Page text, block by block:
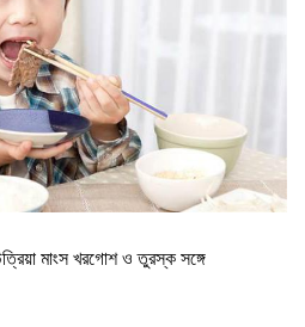
মাংস খরগোশ ও তুরস্ক সঙ্গে